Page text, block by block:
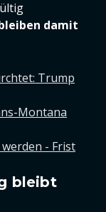
damit
Trump
Montana
- Frist
bleibt